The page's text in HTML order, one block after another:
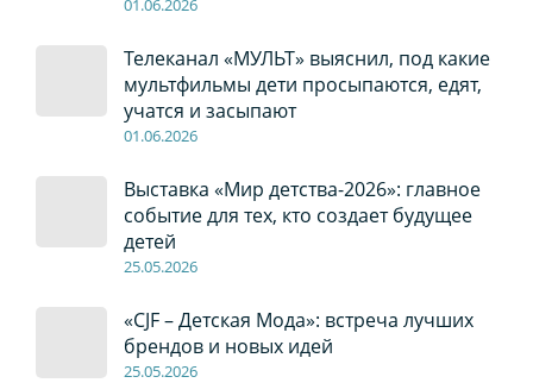
01.06.2026
Телеканал «МУЛЬТ» выяснил, под какие
мультфильмы дети просыпаются, едят,
учатся и засыпают
01.06.2026
Выставка «Мир детства-2026»: главное
событие для тех, кто создает будущее
детей
25.05.2026
«CJF – Детская Мода»: встреча лучших
брендов и новых идей
25.05.2026